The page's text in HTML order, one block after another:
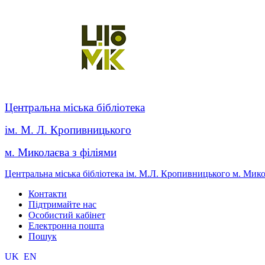
Центральна міська бібліотека
ім. М. Л. Кропивницького
м. Миколаєва з філіями
Центральна міська бібліотека ім. М.Л. Кропивницького м.
Контакти
Підтримайте нас
Особистий кабінет
Електронна пошта
Пошук
UK EN